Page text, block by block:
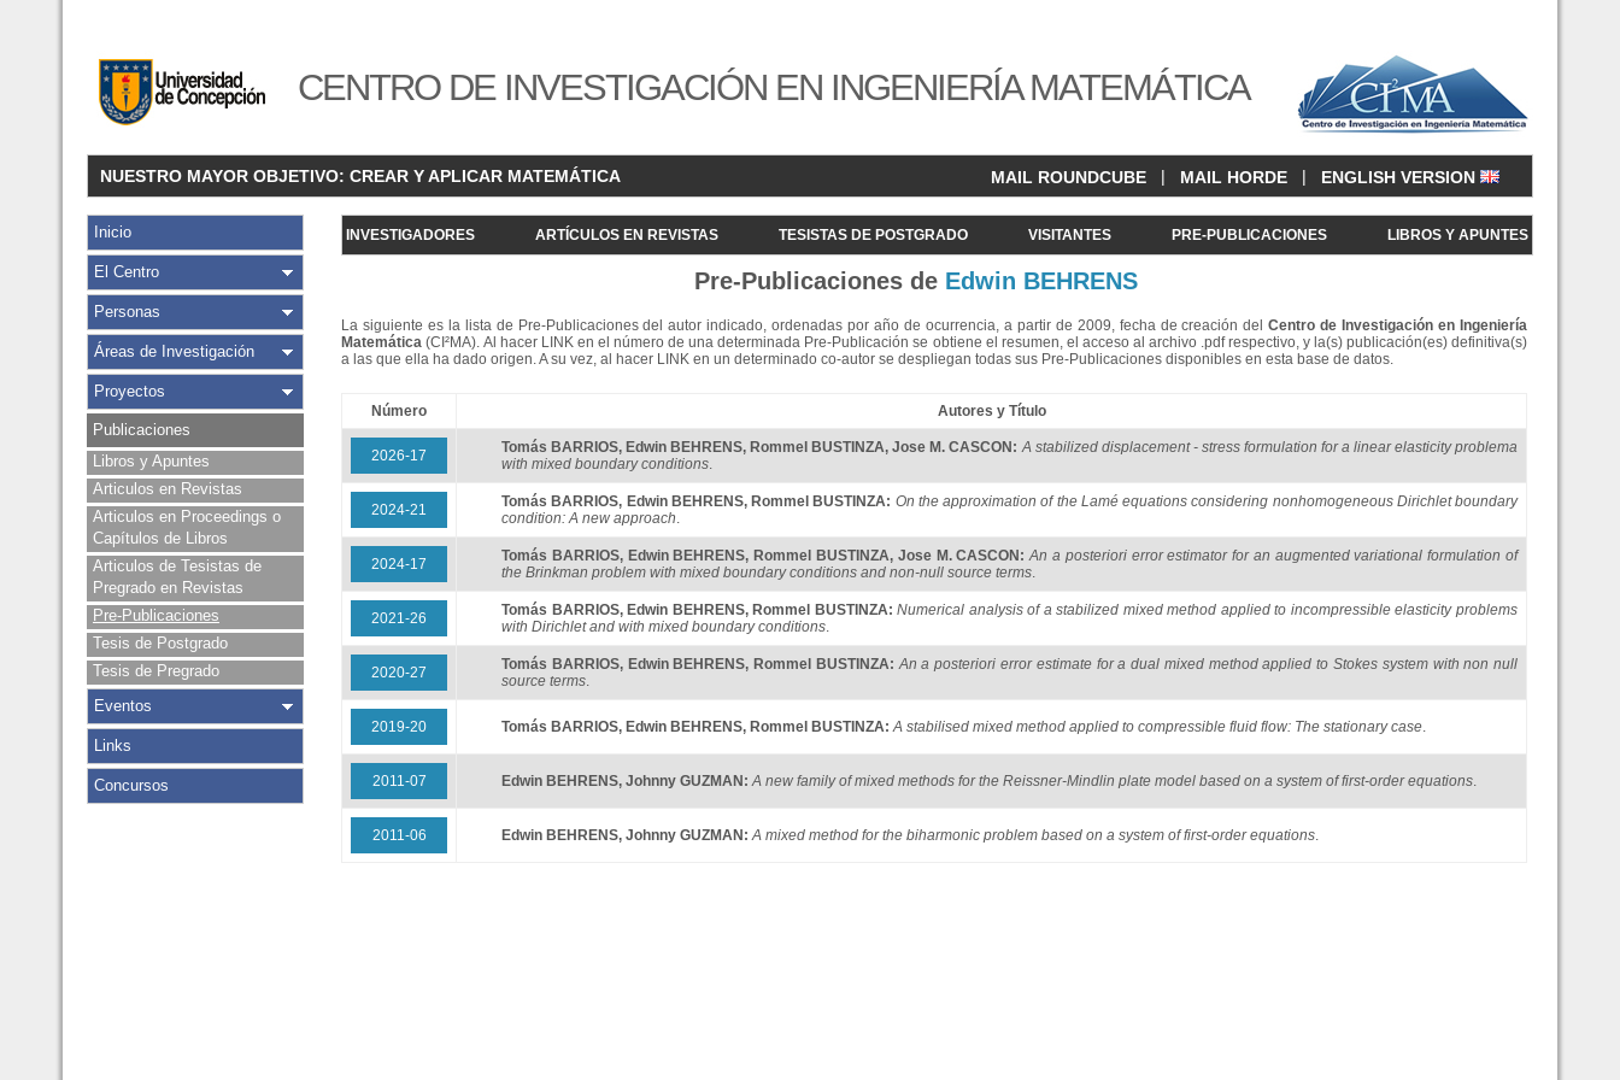
CENTRO DE INVESTIGACIÓN EN INGENIERÍA MATEMÁTICA
NUESTRO MAYOR OBJETIVO: CREAR Y APLICAR MATEMÁTICA MAIL ROUNDCUBE | MAIL HORDE | ENGLISH VERSION
Inicio
El Centro
Personas
Áreas de Investigación
Proyectos
Publicaciones
Libros y Apuntes
Articulos en Revistas
Articulos en Proceedings o
Capítulos de Libros
Articulos de Tesistas de
Pregrado en Revistas
Pre-Publicaciones
Tesis de Postgrado
Tesis de Pregrado
Eventos
Links
Concursos
INVESTIGADORES ARTÍCULOS EN REVISTAS TESISTAS DE POSTGRADO VISITANTES PRE-PUBLICACIONES LIBROS Y APUNTES
Pre-Publicaciones de Edwin BEHRENS
La siguiente es la lista de Pre-Publicaciones del autor indicado, ordenadas por año de ocurrencia, a partir de 2009, fecha de creación delCentro de Investigación en Ingeniería
Matemática (CI²MA). Al hacer LINK en el número de una determinada Pre-Publicación se obtiene el resumen, el acceso al archivo .pdf respectivo, y la(s) publicación(es) definitiva(s)
a las que ella ha dado origen. A su vez, al hacer LINK en un determinado co-autor se despliegan todas sus Pre-Publicaciones disponibles en esta base de datos.
Número Autores y Título
2026-17 Tomás BARRIOS, Edwin BEHRENS, Rommel BUSTINZA,Jose M. CASCON :A stabilized displacement - stress formulation for a linear elasticity problema
with mixed boundary conditions.
2024-21 Tomás BARRIOS, Edwin BEHRENS, Rommel BUSTINZA: On the approximation of the Lamé equations considering nonhomogeneous Dirichlet boundary
condition: A new approach.
2024-17 Tomás BARRIOS, Edwin BEHRENS, Rommel BUSTINZA, Jose M. CASCON :An a posteriori error estimator for an augmented variational formulation of
the Brinkman problem with mixed boundary conditions and non-null source terms.
2021-26 Tomás BARRIOS, Edwin BEHRENS, Rommel BUSTINZA:Numerical analysis of a stabilized mixed method applied to incompressible elasticity problems
with Dirichlet and with mixed boundary conditions.
2020-27 Tomás BARRIOS, Edwin BEHRENS, Rommel BUSTINZA:An a posteriori error estimate for a dual mixed method applied to Stokes system with non null
source terms.
2019-20 Tomás BARRIOS, Edwin BEHRENS, Rommel BUSTINZA:A stabilised mixed method applied to compressible fluid flow: The stationary case.
2011-07 Edwin BEHRENS, Johnny GUZMAN :A new family of mixed methods for the Reissner-Mindlin plate model based on a system of first-order equations.
2011-06 Edwin BEHRENS, Johnny GUZMAN :A mixed method for the biharmonic problem based on a system of first-order equations.